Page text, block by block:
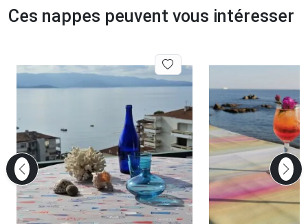
Ces nappes peuvent vous intéresser